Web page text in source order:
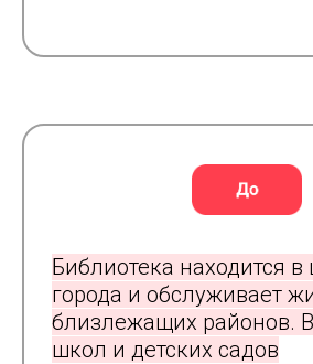
Библиотека находится в
города и обслуживает
близлежащих районов.
школ и детских садов